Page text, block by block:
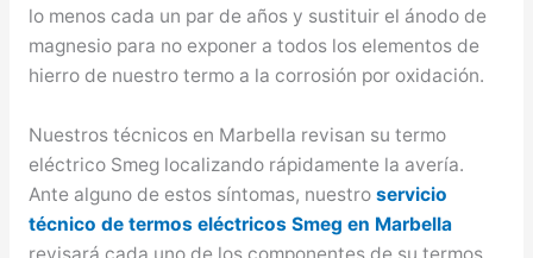
lo menos cada un par de años y sustituir el ánodo de
magnesio para no exponer a todos los elementos de
hierro de nuestro termo a la corrosión por oxidación.
Nuestros técnicos en Marbella revisan su termo
eléctrico Smeg localizando rápidamente la avería.
Ante alguno de estos síntomas, nuestro servicio
técnico de termos eléctricos Smeg en Marbella